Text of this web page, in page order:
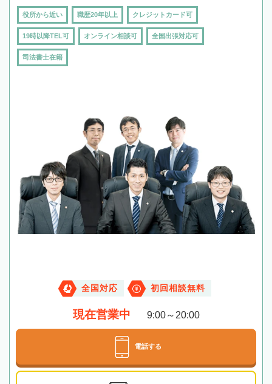
役所から近い 職歴20年以上 クレジットカード可
19時以降TEL可 オンライン相談可 全国出張対応可
司法書士在籍
全国対応 初回相談無料
現在営業中 9:00～20:00
電話する